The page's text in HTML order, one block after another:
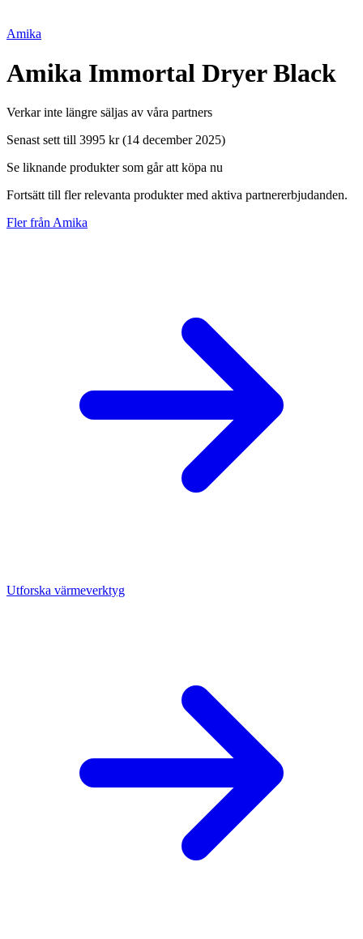
Amika
Amika Immortal Dryer Black
Verkar inte längre säljas av våra partners
Senast sett till 3995 kr (14 december 2025)
Se liknande produkter som går att köpa nu
Fortsätt till fler relevanta produkter med aktiva partnererbjudanden.
Fler från Amika
Utforska värmeverktyg